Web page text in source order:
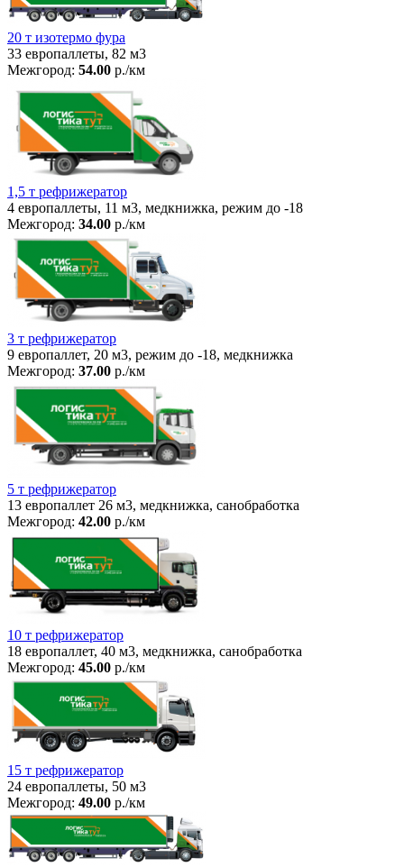
20 т изотермо фура
33 европаллеты, 82 м3
Межгород: 54.00 р./км
1,5 т рефрижератор
4 европаллеты, 11 м3, медкнижка, режим до -18
Межгород: 34.00 р./км
3 т рефрижератор
9 европаллет, 20 м3, режим до -18, медкнижка
Межгород: 37.00 р./км
5 т рефрижератор
13 европаллет 26 м3, медкнижка, санобработка
Межгород: 42.00 р./км
10 т рефрижератор
18 европаллет, 40 м3, медкнижка, санобработка
Межгород: 45.00 р./км
15 т рефрижератор
24 европаллеты, 50 м3
Межгород: 49.00 р./км